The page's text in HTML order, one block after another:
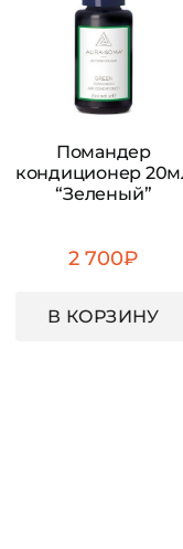
Помандер
кондиционер
“Зеленый”
2 700₽
В КОРЗИНУ